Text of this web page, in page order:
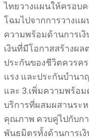
ไทยวางแผนให้ครอบ
โฉมไปจากการวางแผ
ความพร้อมด้านการเ
เงินที่มีโอกาสสร้างผ
ประกันของชีวิตควรค
แรง และประกันบำนา
และ 3.เพิ่มความพร้อ
บริการที่ผสมผสานระ
คุณภาพ ควบคู่ไปกับก
พันธมิตรทั้งด้านการเ